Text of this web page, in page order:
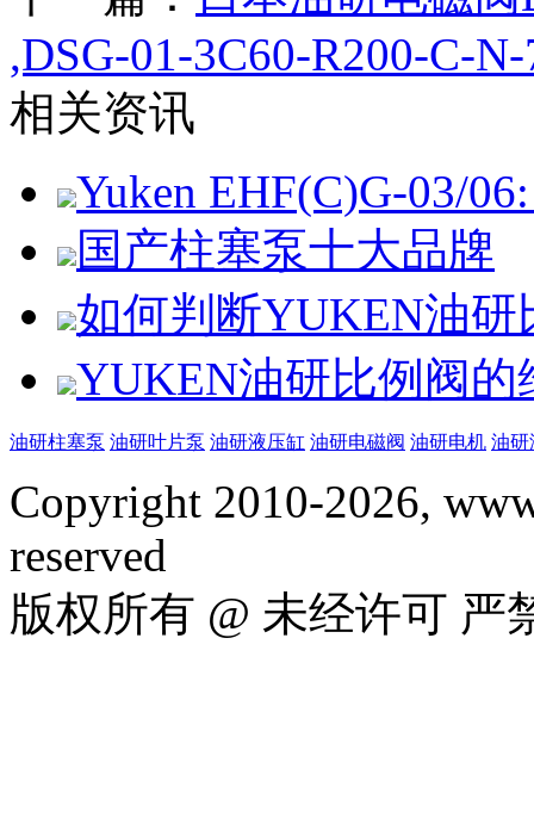
,DSG-01-3C60-R200-C-
相关资讯
Yuken EHF(C)G-03/
国产柱塞泵十大品牌
如何判断YUKEN油
YUKEN油研比例阀的
油研柱塞泵 油研叶片泵 油研液压缸 油研电磁阀 油研电机 油研
Copyright 2010-2026,
reserved
版权所有 @ 未经许可 严